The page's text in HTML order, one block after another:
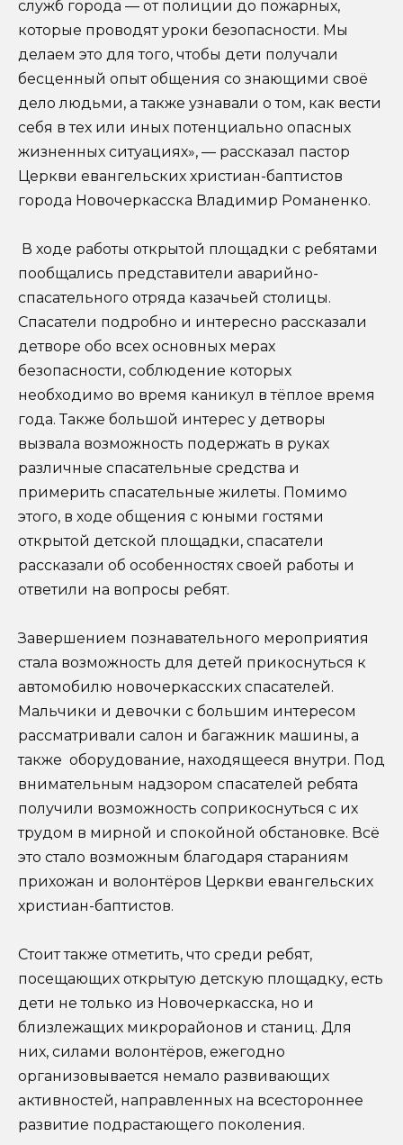
служб города — от полиции до пожарных,
которые проводят уроки безопасности. Мы
делаем это для того, чтобы дети получали
бесценный опыт общения со знающими своё
дело людьми, а также узнавали о том, как вести
себя в тех или иных потенциально опасных
жизненных ситуациях», — рассказал пастор
Церкви евангельских христиан-баптистов
города Новочеркасска Владимир Романенко.
В ходе работы открытой площадки с ребятами
пообщались представители аварийно-
спасательного отряда казачьей столицы.
Спасатели подробно и интересно рассказали
детворе обо всех основных мерах
безопасности, соблюдение которых
необходимо во время каникул в тёплое время
года. Также большой интерес у детворы
вызвала возможность подержать в руках
различные спасательные средства и
примерить спасательные жилеты. Помимо
этого, в ходе общения с юными гостями
открытой детской площадки, спасатели
рассказали об особенностях своей работы и
ответили на вопросы ребят.
Завершением познавательного мероприятия
стала возможность для детей прикоснуться к
автомобилю новочеркасских спасателей.
Мальчики и девочки с большим интересом
рассматривали салон и багажник машины, а
также оборудование, находящееся внутри. Под
внимательным надзором спасателей ребята
получили возможность соприкоснуться с их
трудом в мирной и спокойной обстановке. Всё
это стало возможным благодаря стараниям
прихожан и волонтёров Церкви евангельских
христиан-баптистов.
Стоит также отметить, что среди ребят,
посещающих открытую детскую площадку, есть
дети не только из Новочеркасска, но и
близлежащих микрорайонов и станиц. Для
них, силами волонтёров, ежегодно
организовывается немало развивающих
активностей, направленных на всестороннее
развитие подрастающего поколения.